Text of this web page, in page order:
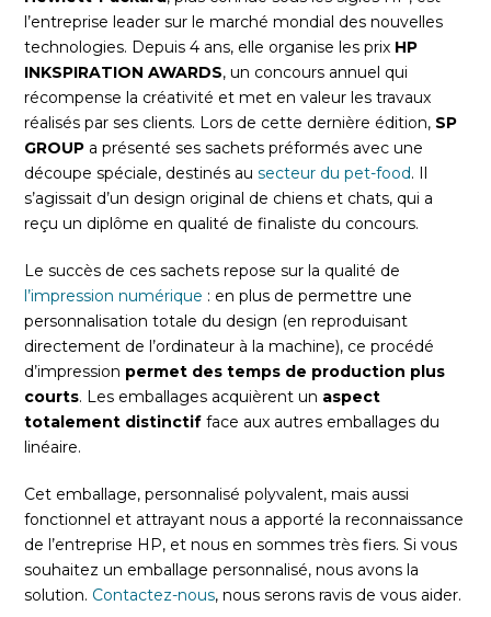
l’entreprise leader sur le marché mondial des nouvelles
technologies. Depuis 4 ans, elle organise les prix HP
INKSPIRATION AWARDS, un concours annuel qui
récompense la créativité et met en valeur les travaux
réalisés par ses clients. Lors de cette dernière édition, SP
GROUP a présenté ses sachets préformés avec une
découpe spéciale, destinés ausecteur du pet-food. Il
s’agissait d’un design original de chiens et chats, qui a
reçu un diplôme en qualité de finaliste du concours.
Le succès de ces sachets repose sur la qualité de
l’impression numérique : en plus de permettre une
personnalisation totale du design (en reproduisant
directement de l’ordinateur à la machine), ce procédé
d’impression permet des temps de production plus
courts. Les emballages acquièrent un aspect
totalement distinctif face aux autres emballages du
linéaire.
Cet emballage, personnalisé polyvalent, mais aussi
fonctionnel et attrayant nous a apporté la reconnaissance
de l’entreprise HP, et nous en sommes très fiers. Si vous
souhaitez un emballage personnalisé, nous avons la
solution. Contactez-nous, nous serons ravis de vous aider.